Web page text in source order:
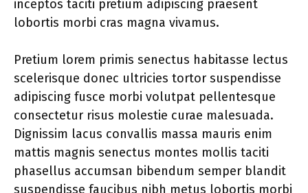
inceptos taciti pretium adipiscing praesent
lobortis morbi cras magna vivamus.
Pretium lorem primis senectus habitasse lectus
scelerisque donec ultricies tortor suspendisse
adipiscing fusce morbi volutpat pellentesque
consectetur risus molestie curae malesuada.
Dignissim lacus convallis massa mauris enim
mattis magnis senectus montes mollis taciti
phasellus accumsan bibendum semper blandit
suspendisse faucibus nibh metus lobortis morbi